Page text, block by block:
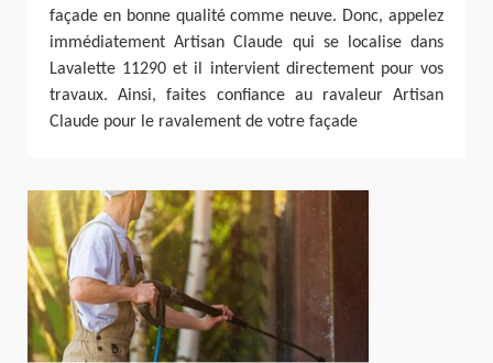
façade en bonne qualité comme neuve. Donc, appelez
immédiatement Artisan Claude qui se localise dans
Lavalette 11290 et il intervient directement pour vos
travaux. Ainsi, faites confiance au ravaleur Artisan
Claude pour le ravalement de votre façade